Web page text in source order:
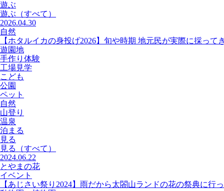
遊ぶ
遊ぶ （すべて）
2026.04.30
自然
【ホタルイカの身投げ2026】旬や時期 地元民が実際に採って
遊園地
手作り体験
工場見学
こども
公園
ペット
自然
山登り
温泉
泊まる
見る
見る
（すべて）
2024.06.22
とやまの花
イベント
【あじさい祭り2024】雨だから太閤山ランドの花の祭典に行